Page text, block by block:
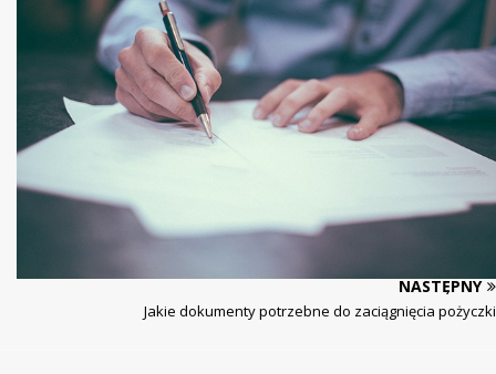
NASTĘPNY
Jakie dokumenty potrzebne do zaciągnięcia pożyczki